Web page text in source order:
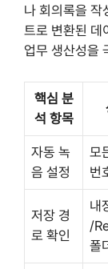
나 회의록을 작
트로 변환된 데
업무 생산성을
핵심 분
석 항목
자동 녹
음 설정
모
번
저장 경
로 확인
내
/
폴